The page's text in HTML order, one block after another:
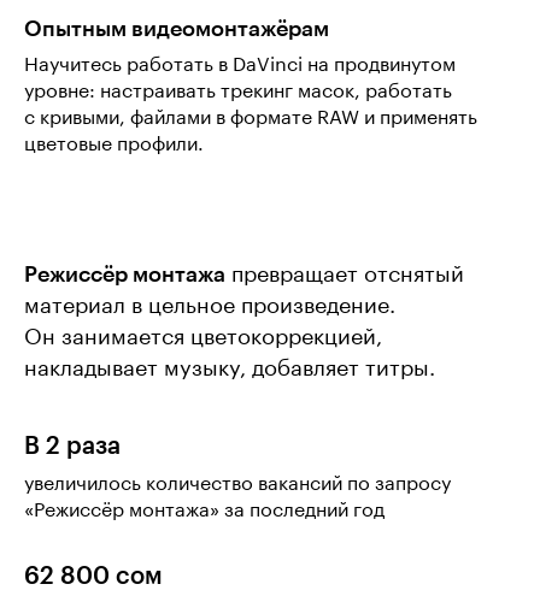
Опытным видеомонтажёрам
Научитесь работать в DaVinci на продвинутом
уровне: настраивать трекинг масок, работать
с кривыми, файлами в формате RAW и применять
цветовые профили.
Режиссёр монтажа превращает отснятый
материал в цельное произведение.
Он занимается цветокоррекцией,
накладывает музыку, добавляет титры.
В 2 раза
увеличилось количество вакансий по запросу
«Режиссёр монтажа» за последний год
62 800 сом